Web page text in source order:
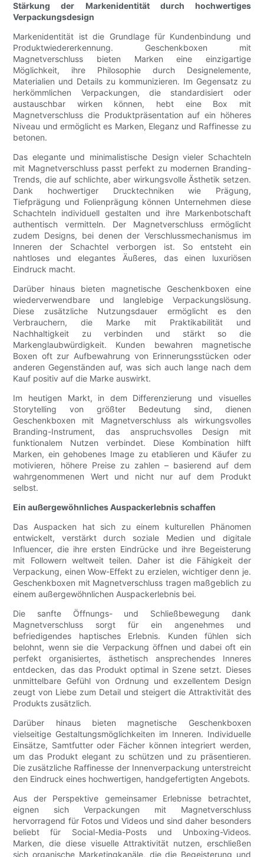
Stärkung der Markenidentität durch hochwertiges
Verpackungsdesign
Markenidentität ist die Grundlage für Kundenbindung und
Produktwiedererkennung. Geschenkboxen mit
Magnetverschluss bieten Marken eine einzigartige
Möglichkeit, ihre Philosophie durch Designelemente,
Materialien und Details zu kommunizieren. Im Gegensatz zu
herkömmlichen Verpackungen, die standardisiert oder
austauschbar wirken können, hebt eine Box mit
Magnetverschluss die Produktpräsentation auf ein höheres
Niveau und ermöglicht es Marken, Eleganz und Raffinesse zu
betonen.
Das elegante und minimalistische Design vieler Schachteln
mit Magnetverschluss passt perfekt zu modernen Branding-
Trends, die auf schlichte, aber wirkungsvolle Ästhetik setzen.
Dank hochwertiger Drucktechniken wie Prägung,
Tiefprägung und Folienprägung können Unternehmen diese
Schachteln individuell gestalten und ihre Markenbotschaft
authentisch vermitteln. Der Magnetverschluss ermöglicht
zudem Designs, bei denen der Verschlussmechanismus im
Inneren der Schachtel verborgen ist. So entsteht ein
nahtloses und elegantes Äußeres, das einen luxuriösen
Eindruck macht.
Darüber hinaus bieten magnetische Geschenkboxen eine
wiederverwendbare und langlebige Verpackungslösung.
Diese zusätzliche Nutzungsdauer ermöglicht es den
Verbrauchern, die Marke mit Praktikabilität und
Nachhaltigkeit zu verbinden und stärkt so die
Markenglaubwürdigkeit. Kunden bewahren magnetische
Boxen oft zur Aufbewahrung von Erinnerungsstücken oder
anderen Gegenständen auf, was sich auch lange nach dem
Kauf positiv auf die Marke auswirkt.
Im heutigen Markt, in dem Differenzierung und visuelles
Storytelling von größter Bedeutung sind, dienen
Geschenkboxen mit Magnetverschluss als wirkungsvolles
Branding-Instrument, das anspruchsvolles Design mit
funktionalem Nutzen verbindet. Diese Kombination hilft
Marken, ein gehobenes Image zu etablieren und Käufer zu
motivieren, höhere Preise zu zahlen – basierend auf dem
wahrgenommenen Wert und nicht nur auf dem Produkt
selbst.
Ein außergewöhnliches Auspackerlebnis schaffen
Das Auspacken hat sich zu einem kulturellen Phänomen
entwickelt, verstärkt durch soziale Medien und digitale
Influencer, die ihre ersten Eindrücke und ihre Begeisterung
mit Followern weltweit teilen. Daher ist die Fähigkeit der
Verpackung, einen Wow-Effekt zu erzielen, wichtiger denn je.
Geschenkboxen mit Magnetverschluss tragen maßgeblich zu
einem außergewöhnlichen Auspackerlebnis bei.
Die sanfte Öffnungs- und Schließbewegung dank
Magnetverschluss sorgt für ein angenehmes und
befriedigendes haptisches Erlebnis. Kunden fühlen sich
belohnt, wenn sie die Verpackung öffnen und dabei oft ein
perfekt organisiertes, ästhetisch ansprechendes Inneres
entdecken, das das Produkt optimal in Szene setzt. Dieses
unmittelbare Gefühl von Ordnung und exzellentem Design
zeugt von Liebe zum Detail und steigert die Attraktivität des
Produkts zusätzlich.
Darüber hinaus bieten magnetische Geschenkboxen
vielseitige Gestaltungsmöglichkeiten im Inneren. Individuelle
Einsätze, Samtfutter oder Fächer können integriert werden,
um das Produkt elegant zu schützen und zu präsentieren.
Die zusätzliche Raffinesse der Innenverpackung unterstreicht
den Eindruck eines hochwertigen, handgefertigten Angebots.
Aus der Perspektive gemeinsamer Erlebnisse betrachtet,
eignen sich Verpackungen mit Magnetverschluss
hervorragend für Fotos und Videos und sind daher besonders
beliebt für Social-Media-Posts und Unboxing-Videos.
Marken, die diese visuelle Attraktivität nutzen, erschließen
sich organische Marketingkanäle, die die Begeisterung und